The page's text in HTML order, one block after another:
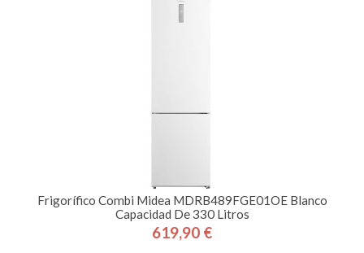
Frigorífico Combi Midea MDRB489FGE01OE Blanco
Capacidad De 330 Litros
Precio
619,90 €